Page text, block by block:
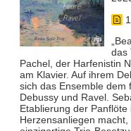
das
Pachel, der Harfenistin
am Klavier. Auf ihrem
sich das Ensemble dem
Debussy und Ravel.
Etablierung der
Herzensanliegen